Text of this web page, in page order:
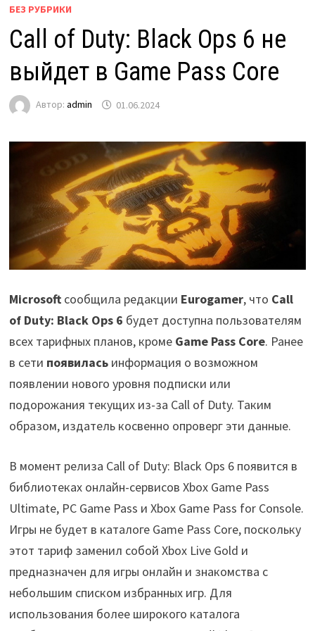
БЕЗ РУБРИКИ
Call of Duty: Black Ops 6 не
выйдет в Game Pass Core
Автор: admin 01.06.2024
Microsoftсообщила редакции Eurogamer, что Call
of Duty: Black Ops 6 будет доступна пользователям
всех тарифных планов, кроме Game Pass Core. Ранее
в сети появиласьинформация о возможном
появлении нового уровня подписки или
подорожания текущих из-за Call of Duty. Таким
образом, издатель косвенно опроверг эти данные.
В момент релиза Call of Duty: Black Ops 6 появится в
библиотеках онлайн-сервисов Xbox Game Pass
Ultimate, PC Game Pass и Xbox Game Pass for Console.
Игры не будет в каталоге Game Pass Core, поскольку
этот тариф заменил собой Xbox Live Gold и
предназначен для игры онлайн и знакомства с
небольшим списком избранных игр. Для
использования более широкого каталога